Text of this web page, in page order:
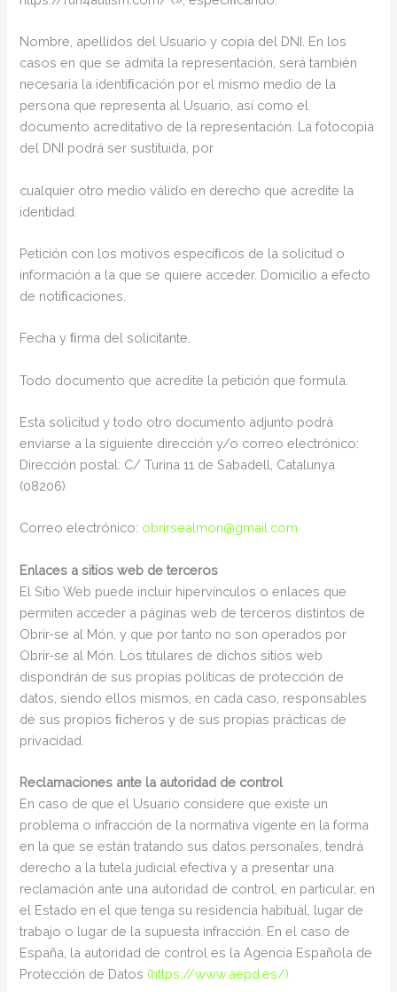
Nombre, apellidos del Usuario y copia del DNI. En los
casos en que se admita la representación, será también
necesaria la identiﬁcación por el mismo medio de la
persona que representa al Usuario, así como el
documento acreditativo de la representación. La fotocopia
del DNI podrá ser sustituida, por
cualquier otro medio válido en derecho que acredite la
identidad.
Petición con los motivos especíﬁcos de la solicitud o
información a la que se quiere acceder. Domicilio a efecto
de notiﬁcaciones.
Fecha y ﬁrma del solicitante.
Todo documento que acredite la petición que formula.
Esta solicitud y todo otro documento adjunto podrá
enviarse a la siguiente dirección y/o correo electrónico:
Dirección postal: C/ Turina 11 de Sabadell, Catalunya
(08206)
Correo electrónico: obrirsealmon@gmail.com
Enlaces a sitios web de terceros
El Sitio Web puede incluir hipervínculos o enlaces que
permiten acceder a páginas web de terceros distintos de
Obrir-se al Món, y que por tanto no son operados por
Obrir-se al Món. Los titulares de dichos sitios web
dispondrán de sus propias políticas de protección de
datos, siendo ellos mismos, en cada caso, responsables
de sus propios ﬁcheros y de sus propias prácticas de
privacidad.
Reclamaciones ante la autoridad de control
En caso de que el Usuario considere que existe un
problema o infracción de la normativa vigente en la forma
en la que se están tratando sus datos personales, tendrá
derecho a la tutela judicial efectiva y a presentar una
reclamación ante una autoridad de control, en particular, en
el Estado en el que tenga su residencia habitual, lugar de
trabajo o lugar de la supuesta infracción. En el caso de
España, la autoridad de control es la Agencia Española de
Protección de Datos (https://www.aepd.es/).